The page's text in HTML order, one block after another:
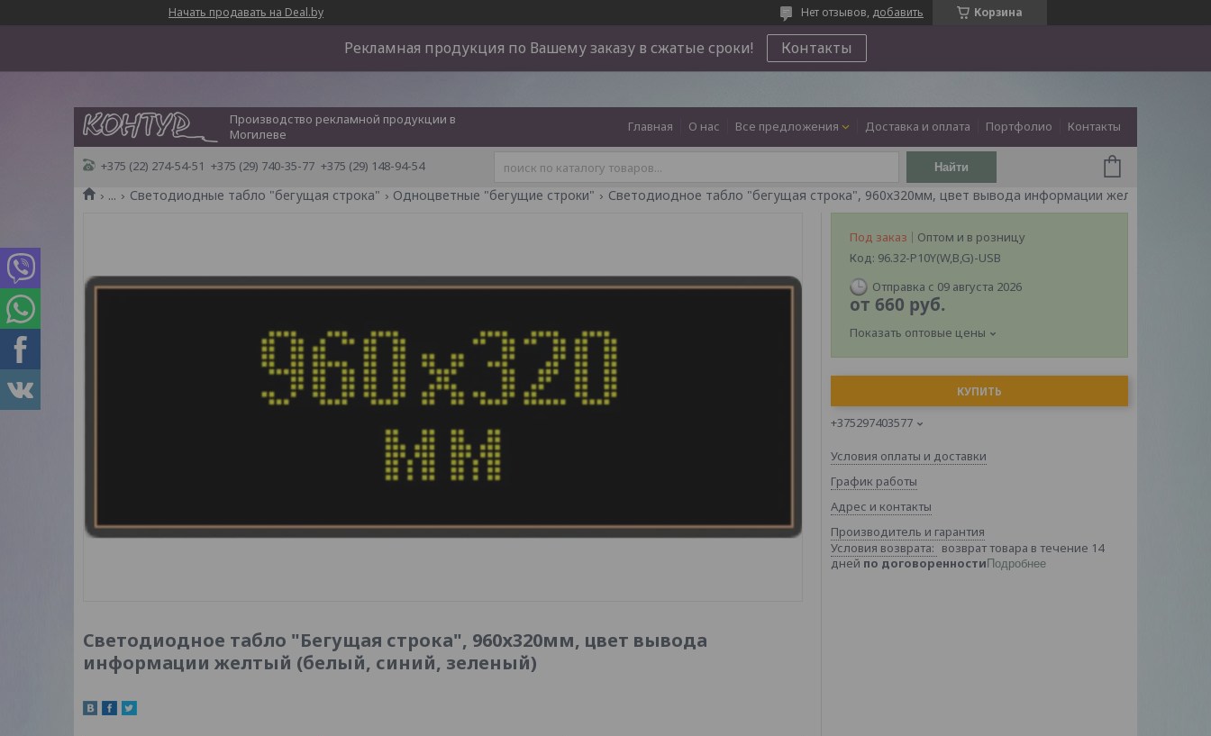
Начать продавать на Deal.by Корзина
Нет отзывов, добавить
Рекламная продукция по Вашему заказу в сжатые сроки! Контакты
Производство рекламной продукции в
Могилеве
Главная О нас Все предложения Доставка и оплата Портфолио Контакты
+375 (22) 274-54-51 +375 (29) 740-35-77 +375 (29) 148-94-54 Найти
... Светодиодные табло "бегущая строка" Одноцветные "бегущие строки"
Светодиодное табло "Бегущая строка", 960х320мм, цвет вывода
информации желтый (белый, синий, зеленый)
Под заказ
Оптом и в розницу
Код: 96.32-P10Y(W,B,G)-USB
Отправка с 09 августа 2026
от 660 руб.
Показать оптовые цены
КУПИТЬ
+375297403577
Условия оплаты и доставки
График работы
Адрес и контакты
Производитель и гарантия
возврат товара в течение 14
дней по договоренности Подробнее